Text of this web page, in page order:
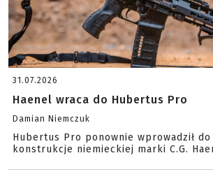
31.07.2026
Haenel wraca do Hubertus Pro
Damian Niemczuk
Hubertus Pro ponownie wprowadził
konstrukcje niemieckiej marki C.G.